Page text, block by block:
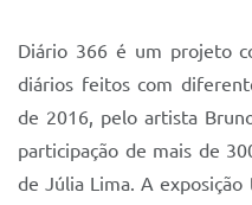
Diário 366 é um projeto
diários feitos com
de 2016, pelo artista
participação de mais de
de Júlia Lima. A exposição